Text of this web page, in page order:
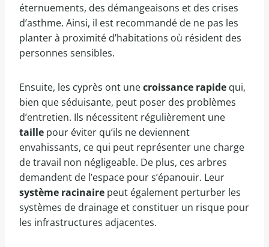
éternuements, des démangeaisons et des crises
d’asthme. Ainsi, il est recommandé de ne pas les
planter à proximité d’habitations où résident des
personnes sensibles.
Ensuite, les cyprès ont unecroissance rapide qui,
bien que séduisante, peut poser des problèmes
d’entretien. Ils nécessitent régulièrement une
taille pour éviter qu’ils ne deviennent
envahissants, ce qui peut représenter une charge
de travail non négligeable. De plus, ces arbres
demandent de l’espace pour s’épanouir. Leur
système racinaire peut également perturber les
systèmes de drainage et constituer un risque pour
les infrastructures adjacentes.